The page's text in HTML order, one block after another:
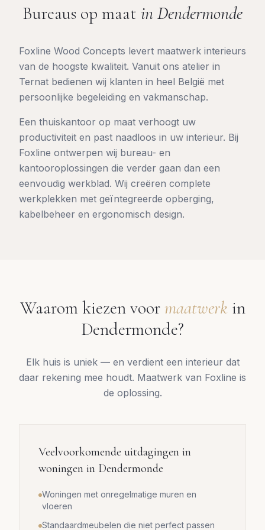
Bureaus op maat inDendermonde
Foxline Wood Concepts levert maatwerk interieurs
van de hoogste kwaliteit. Vanuit ons atelier in
Ternat bedienen wij klanten in heel België met
persoonlijke begeleiding en vakmanschap.
Een thuiskantoor op maat verhoogt uw
productiviteit en past naadloos in uw interieur. Bij
Foxline ontwerpen wij bureau- en
kantooroplossingen die verder gaan dan een
eenvoudig werkblad. Wij creëren complete
werkplekken met geïntegreerde opberging,
kabelbeheer en ergonomisch design.
Waarom kiezen voor maatwerk in
Dendermonde?
Elk huis is uniek — en verdient een interieur dat
daar rekening mee houdt. Maatwerk van Foxline is
de oplossing.
Veelvoorkomende uitdagingen in
woningen in Dendermonde
Woningen met onregelmatige muren en
vloeren
Standaardmeubelen die niet perfect passen